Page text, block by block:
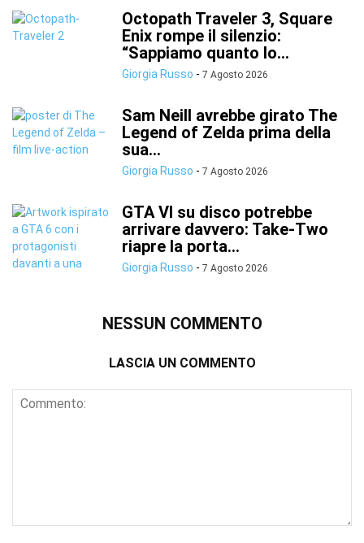
Octopath Traveler 3, Square
Enix rompe il silenzio:
“Sappiamo quanto lo...
Giorgia Russo - 7 Agosto 2026
Sam Neill avrebbe girato The
Legend of Zelda prima della
sua...
Giorgia Russo - 7 Agosto 2026
GTA VI su disco potrebbe
arrivare davvero: Take-Two
riapre la porta...
Giorgia Russo - 7 Agosto 2026
NESSUN COMMENTO
LASCIA UN COMMENTO